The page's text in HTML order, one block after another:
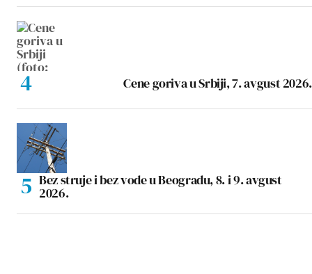
Cene goriva u Srbiji, 7. avgust 2026.
Bez struje i bez vode u Beogradu, 8. i 9. avgust
2026.